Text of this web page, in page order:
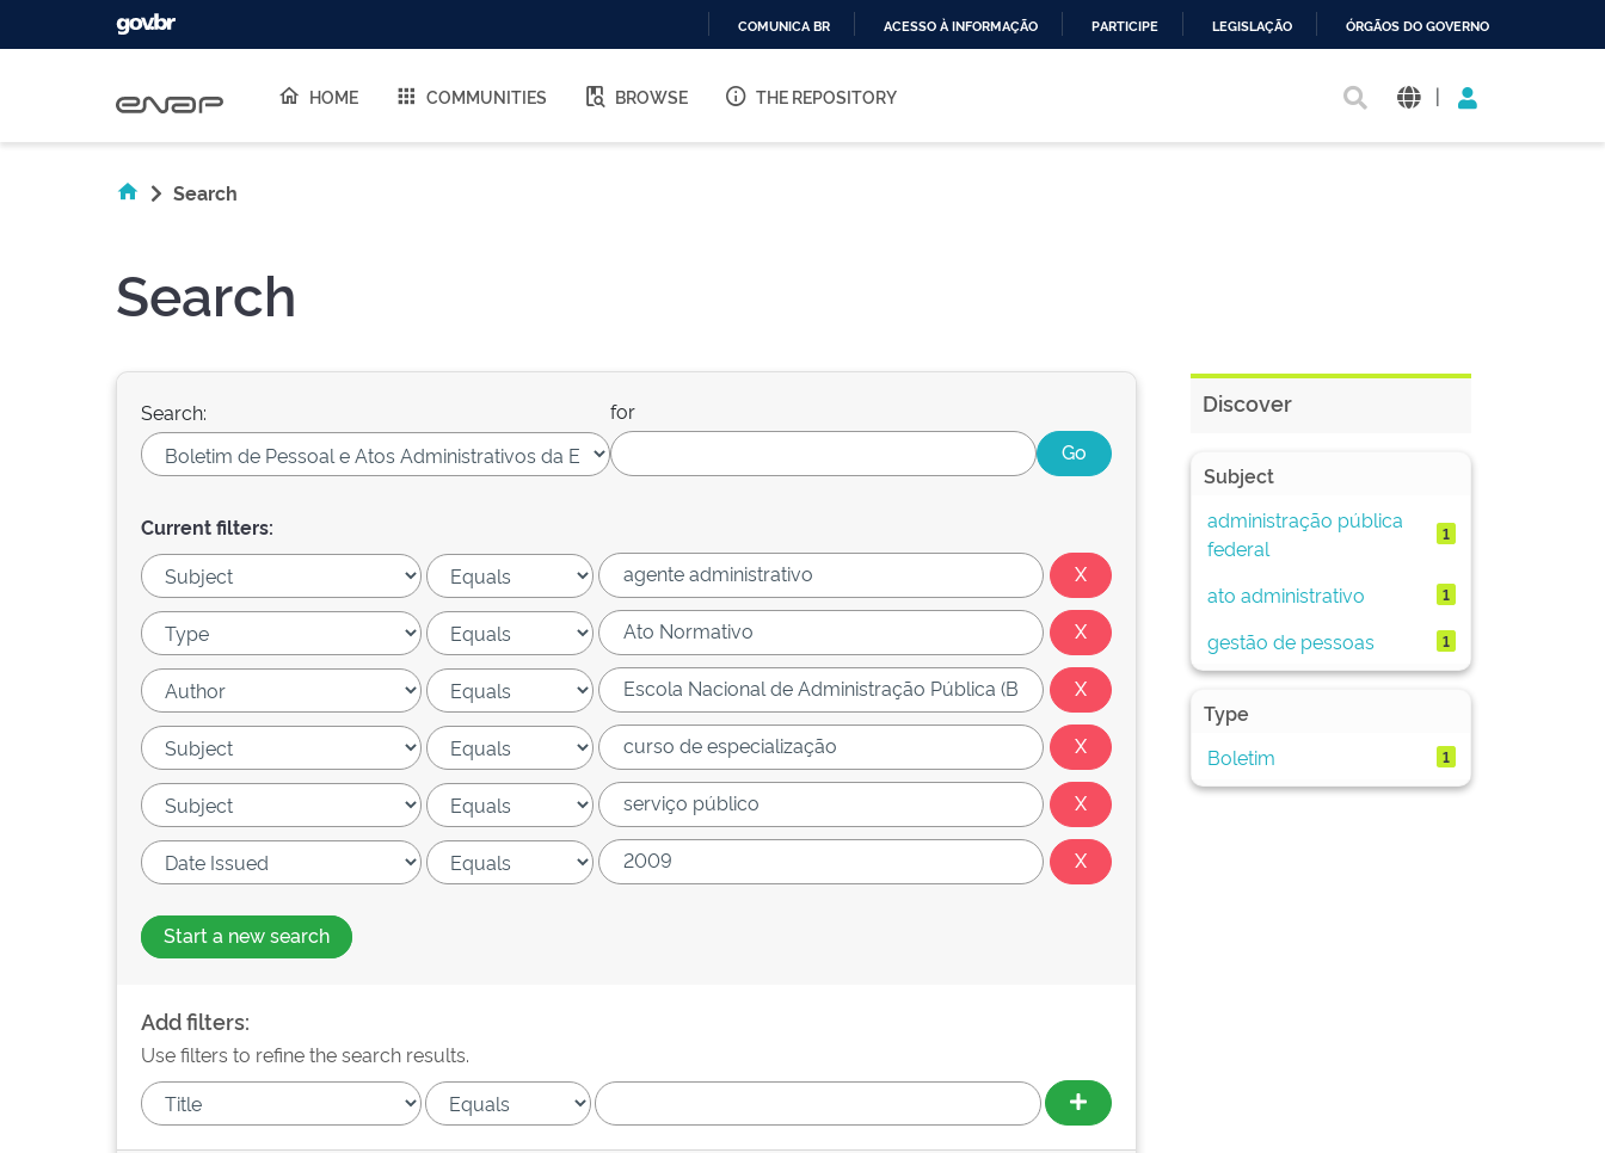
O
COMUNICA BR ACESSO À INFORMAÇÃO PARTICIPE LEGISLAÇÃO ÓRGÃOS DO GOVERNO
HOME COMMUNITIES BROWSE THE REPOSITORY |
Search
Search
Search: for
Current filters:
Start a new search
Add filters:
Use filters to refine the search results.
Discover
Subject
administração pública
federal
1
ato administrativo 1
gestão de pessoas 1
Type
Boletim
1